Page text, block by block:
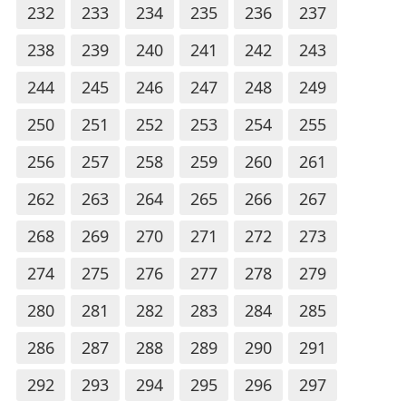
232
233 234 235 236
237
238
239 240 241 242
243
244
245 246 247 248
249
250
251 252 253 254
255
256
257 258 259 260
261
262
263 264 265 266
267
268
269 270 271 272
273
274
275 276 277 278
279
280
281 282 283 284
285
286
287 288 289 290
291
292
293 294 295 296
297